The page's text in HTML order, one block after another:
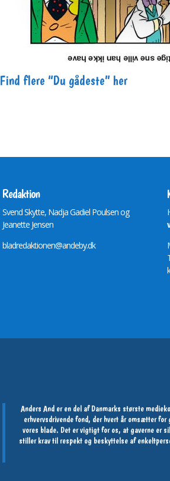
Find flere “Du gådeste” her
Redaktion
Svend Skytte, Nadja Gadiel Poulsen og
Jeanette Jensen
bladredaktionen@andeby.dk
Anders And er en del af Danmarks største
erhvervsdrivende fond, der hvert år omsætter
vores blade. Det er vigtigt for os, at gaverne er
stiller krav til respekt og beskyttelse af